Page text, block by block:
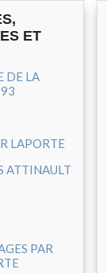
ET
DE LA
LAPORTE
ATTINAULT
PAR